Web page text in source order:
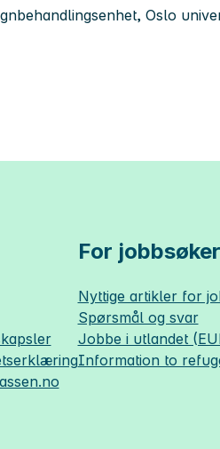
Oslo
For
Nyttige artikler for
Spørsmål og svar
Jobbe i utlandet
Information to